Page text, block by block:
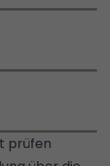
prüfen